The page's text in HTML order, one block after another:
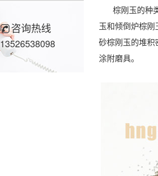
咨询热线
13526538098
棕刚玉的种类
玉和倾倒炉棕
砂棕刚玉的堆
涂附磨具。